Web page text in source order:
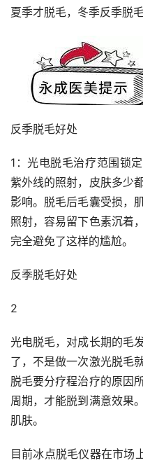
夏季才脱毛，冬季反季脱
反季脱毛好处
1：光电脱毛治疗范围锁
紫外线的照射，皮肤多少
影响。脱毛后毛囊受损，
照射，容易留下色素沉着
完全避免了这样的尴尬。
反季脱毛好处
2
光电脱毛，对成长期的毛
了，不是做一次激光脱毛
脱毛要分疗程治疗的原因
周期，才能脱到满意效果
肌肤。
目前冰点脱毛仪器在市场